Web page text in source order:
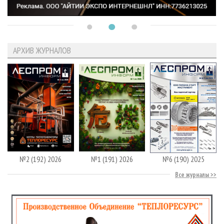
АРХИВ ЖУРНАЛОВ
№2 (192) 2026 №1 (191) 2026 №6 (190) 2025
Все журналы